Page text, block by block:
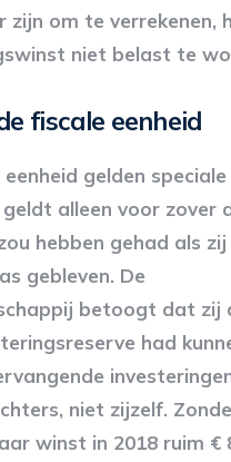
zijn om te verrekenen,
niet belast te
fiscale eenheid
gelden speciale
alleen voor zover
hebben gehad als zij
gebleven. De
betoogt dat zij
had
niet zijzelf.
winst in 2018 ruim €